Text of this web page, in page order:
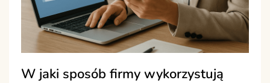
W jaki sposób firmy wykorzystują